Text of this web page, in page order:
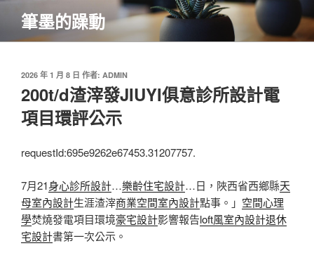
主
筆墨的躁動
發
於
2026 年 1 月 8 日 作者: ADMIN
200t/d渣滓發JIUYI俱意診所設計電
項目環評公示
requestId:695e9262e67453.31207757.
7月21身心診所設計…樂齡住宅設計…日，陜西省西鄉縣天
母室內設計生涯渣滓商業空間室內設計點事。」 空間心理
學焚燒發電項目環境豪宅設計影響報告loft風室內設計退休
宅設計書第一次公示。